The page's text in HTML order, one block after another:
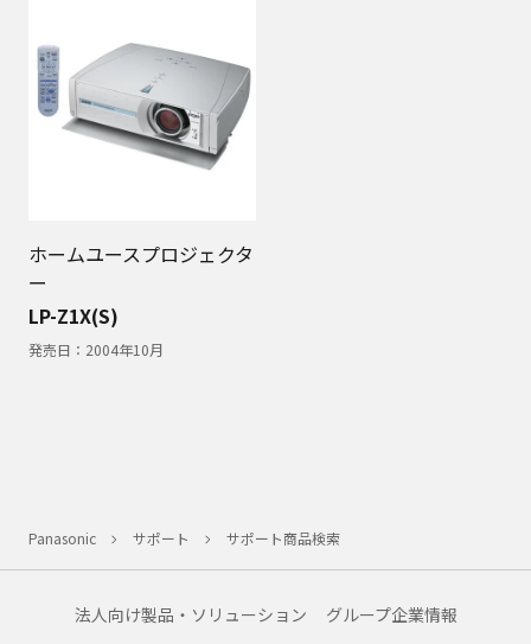
ホームユースプロジェクタ
ー
LP-Z1X(S)
発売日： 2004年10月
Panasonic サポート サポート商品検索
法人向け製品・ソリューション グループ企業情報